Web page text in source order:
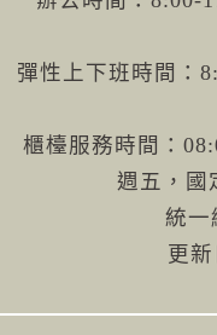
彈性上下班時間：
櫃檯服務時間：
週五，國
統一
更新